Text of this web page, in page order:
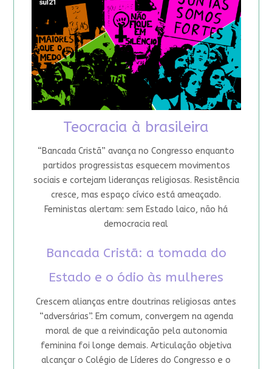
Teocracia à brasileira
“Bancada Cristã” avança no Congresso enquanto
partidos progressistas esquecem movimentos
sociais e cortejam lideranças religiosas. Resistência
cresce, mas espaço cívico está ameaçado.
Feministas alertam: sem Estado laico, não há
democracia real
Bancada Cristã: a tomada do
Estado e o ódio às mulheres
Crescem alianças entre doutrinas religiosas antes
“adversárias”. Em comum, convergem na agenda
moral de que a reivindicação pela autonomia
feminina foi longe demais. Articulação objetiva
alcançar o Colégio de Líderes do Congresso e o